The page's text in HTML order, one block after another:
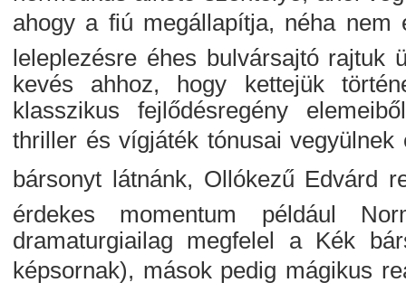
ahogy a fiú megállapítja, néha
leleplezésre éhes bulvársajtó
kevés ahhoz, hogy kettejük
klasszikus fejlődésregény
thriller és vígjáték tónusai vegyülnek
bársonyt látnánk, Ollókezű Edvárd
érdekes momentum például
dramaturgiailag megfelel a Kék
képsornak), mások pedig mágikus